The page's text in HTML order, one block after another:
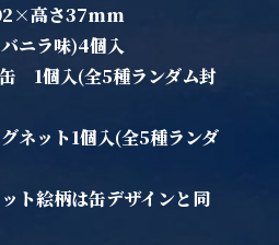
高さ37mm
ニラ味)4個入
1個入(全5種ランダム封
ネット1個入(全5種ランダ
ト絵柄は缶デザインと同